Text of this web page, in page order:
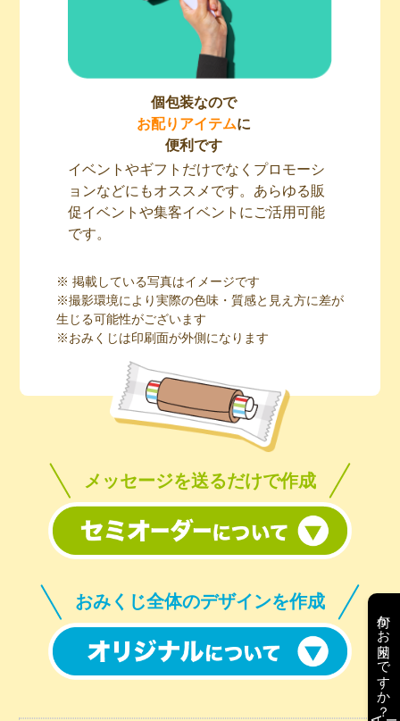
個包装なので
お配りアイテムに
便利です
イベントやギフトだけでなくプロモーシ
ョンなどにもオススメです。あらゆる販
促イベントや集客イベントにご活用可能
です。
※ 掲載している写真はイメージです
※撮影環境により実際の色味・質感と見え方に差が
生じる可能性がございます
※おみくじは印刷面が外側になります
メッセージを送るだけで作成
おみくじ全体のデザインを作成
何かお困りですか？